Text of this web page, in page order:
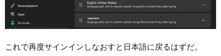
これで再度サインインしなおすと日本語に戻るはずだ。